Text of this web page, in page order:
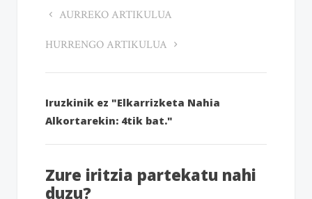
AURREKO ARTIKULUA
HURRENGO ARTIKULUA
Iruzkinik ez "Elkarrizketa Nahia
Alkortarekin: 4tik bat."
Zure iritzia partekatu nahi
duzu?